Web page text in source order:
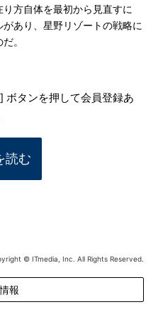
方自体を最初から見直すに
あり、星野リゾートの戦略に
。
ボタンを押して会員登録あ
読む
© ITmedia, Inc. All Rights Reserved.
報